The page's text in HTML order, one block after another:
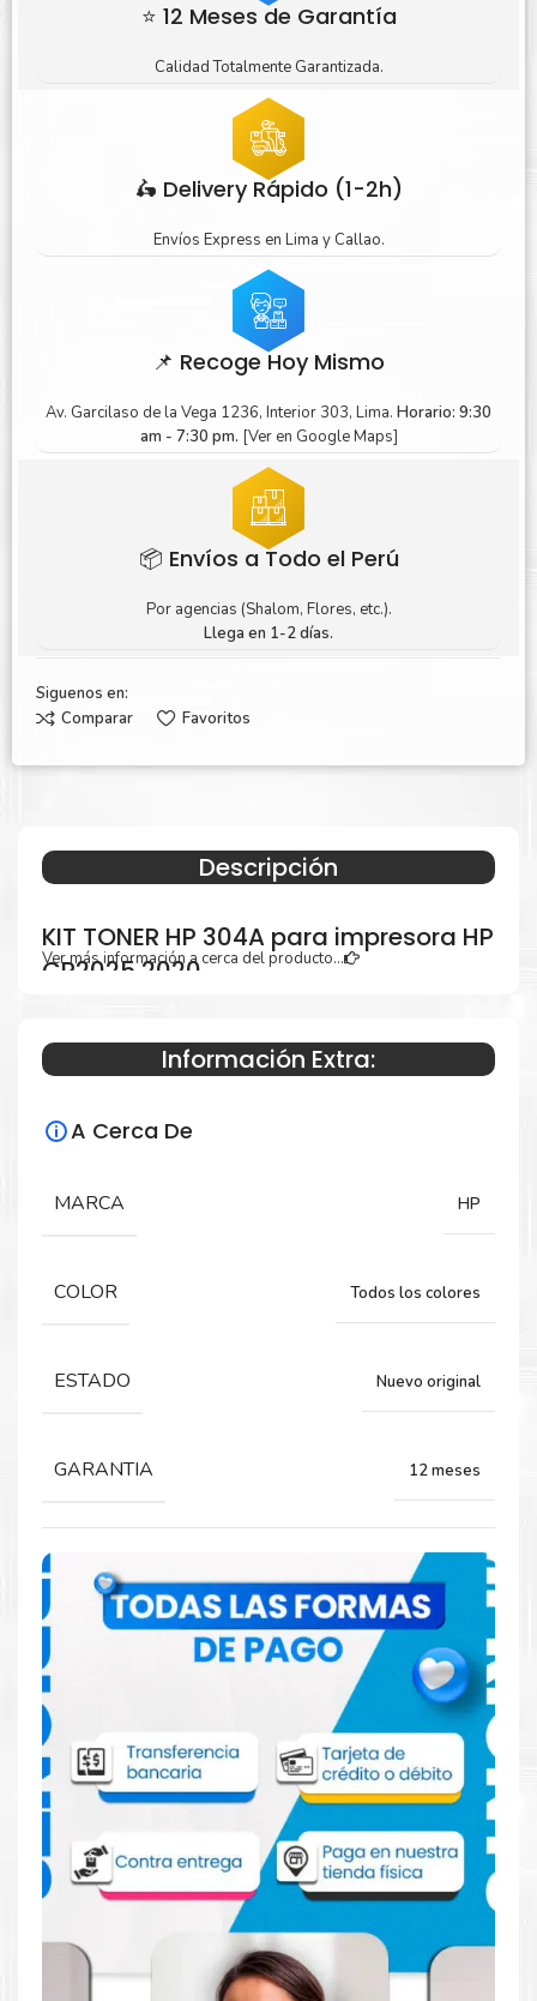
⭐ 12 Meses de Garantía
Calidad Totalmente Garantizada.
🛵 Delivery Rápido (1-2h)
Envíos Express en Lima y Callao.
📌 Recoge Hoy Mismo
Av. Garcilaso de la Vega 1236, Interior 303, Lima. Horario: 9:30
am - 7:30 pm. [Ver en Google Maps]
📦 Envíos a Todo el Perú
Por agencias (Shalom, Flores, etc.).
Llega en 1-2 días.
Siguenos en:
Comparar
Favoritos
Descripción
KIT TONER HP 304A para impresora HP
CP2025 2020
Especificaciones Técnicas
Para impresoras:
CP2025, CP2020, CM2320.
COLORES: 2.800 páginas
Comprar KIT TONER HP 304A para
impresora HP CP2025 2020
Aprovecha nuestra experiencia y atención para adquirir tus
productos. Tenemos promociones todos los días. Escríbenos o
visítanos hoy para encontrar la solución perfecta para tu
KIT
TONER HP 304A para impresoras
CP2025, CP2020, CM2320.
Ver más información a cerca del producto...
Información Extra:
A Cerca De
MARCA HP
COLOR Todos los colores
ESTADO Nuevo original
GARANTIA 12 meses